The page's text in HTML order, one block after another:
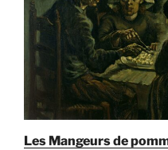
Les Mangeurs de